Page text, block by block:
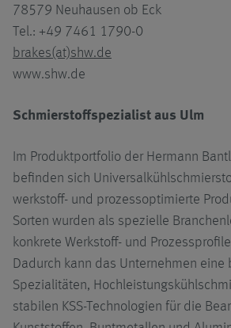
78579 Neuhausen ob Eck
Tel.: +49 7461 1790-0
brakes(at)shw.de
www.shw.de
Schmierstoffspezialist aus Ulm
Im Produktportfolio der Hermann
befinden sich
werkstoff- und prozessoptimierte
Sorten wurden als spezielle
konkrete Werkstoff- und
Dadurch kann das Unternehmen eine
Spezialitäten,
stabilen KSS-Technologien für die